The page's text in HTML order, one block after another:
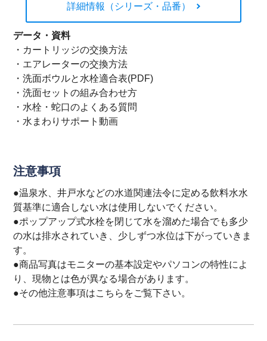
詳細情報（シリーズ・品番）
データ・資料
・ カートリッジの交換方法
・ エアレーターの交換方法
・洗面ボウルと水栓適合表(PDF)
・洗面セットの組み合わせ方
・ 水栓・蛇口のよくある質問
・ 水まわりサポート動画
注意事項
●温泉水、井戸水などの水道関連法令に定める飲料水水
質基準に適合しない水は使用しないでください。
●ポップアップ式水栓を閉じて水を溜めた場合でも多少
の水は排水されていき、少しずつ水位は下がっていきま
す。
●商品写真はモニターの基本設定やパソコンの特性によ
り、現物とは色が異なる場合があります。
●その他注意事項はこちら をご覧下さい。